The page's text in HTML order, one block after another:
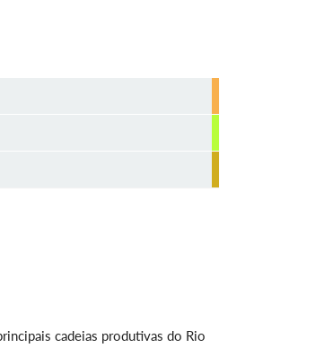
cadeias produtivas do Rio